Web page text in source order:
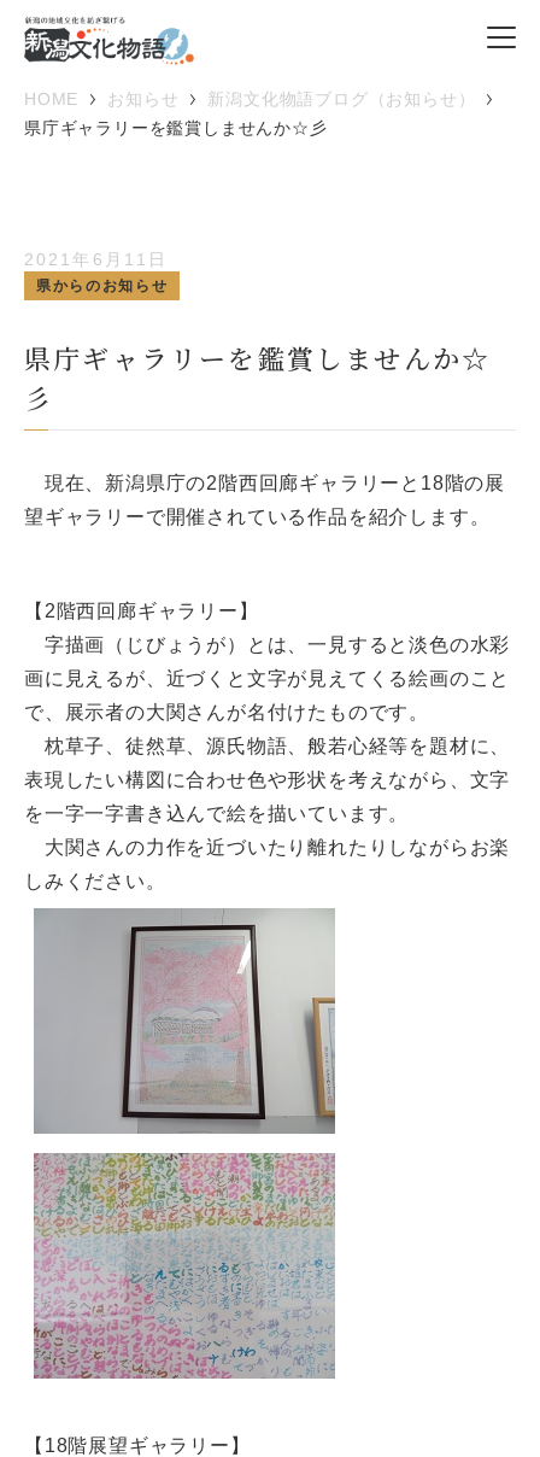
HOME お知らせ
新潟文化物語ブログ（お知らせ）
県庁ギャラリーを鑑賞しませんか☆彡
2021年6月11日
県からのお知らせ
県庁ギャラリーを鑑賞しませんか☆
彡
現在、新潟県庁の2階西回廊ギャラリーと18階の展
望ギャラリーで開催されている作品を紹介します。
【2階西回廊ギャラリー】
字描画（じびょうが）とは、一見すると淡色の水彩
画に見えるが、近づくと文字が見えてくる絵画のこと
で、展示者の大関さんが名付けたものです。
枕草子、徒然草、源氏物語、般若心経等を題材に、
表現したい構図に合わせ色や形状を考えながら、文字
を一字一字書き込んで絵を描いています。
大関さんの力作を近づいたり離れたりしながらお楽
しみください。
【18階展望ギャラリー】